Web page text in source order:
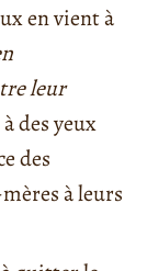
en vient à
leur
des yeux
des
à leurs